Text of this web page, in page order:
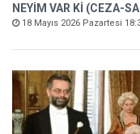
NEYİM VAR Kİ (CEZA-
18 Mayıs 2026 Pazartesi